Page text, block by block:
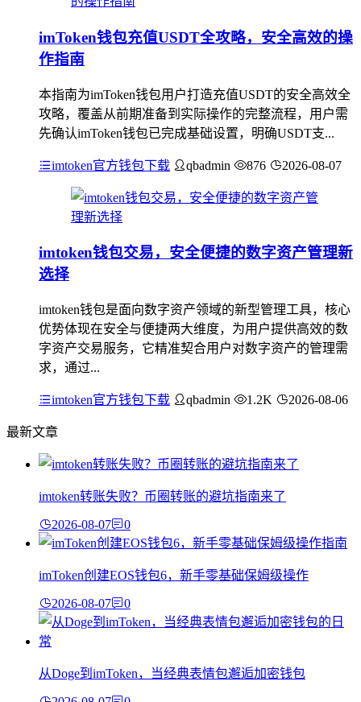
imToken钱包充值USDT全攻略，安全高效的操
作指南
本指南为imToken钱包用户打造充值USDT的安全高效全
攻略，覆盖从前期准备到实际操作的完整流程，用户需
先确认imToken钱包已完成基础设置，明确USDT支...
imtoken官方钱包下载 qbadmin 876 2026-08-07
imtoken钱包交易，安全便捷的数字资产管理新
选择
imtoken钱包是面向数字资产领域的新型管理工具，核心
优势体现在安全与便捷两大维度，为用户提供高效的数
字资产交易服务，它精准契合用户对数字资产的管理需
求，通过...
imtoken官方钱包下载 qbadmin 1.2K 2026-08-06
最新文章
imtoken转账失败？币圈转账的避坑指南来了
2026-08-07 0
imToken创建EOS钱包6，新手零基础保姆级操作
2026-08-07 0
从Doge到imToken，当经典表情包邂逅加密钱包